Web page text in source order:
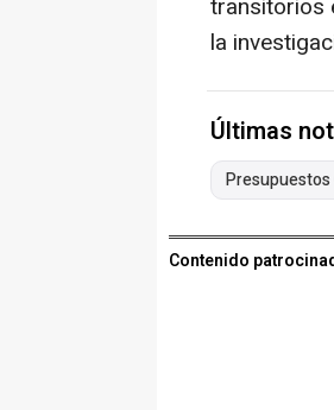
transitorios
la
Últimas
Presupuestos
Contenido